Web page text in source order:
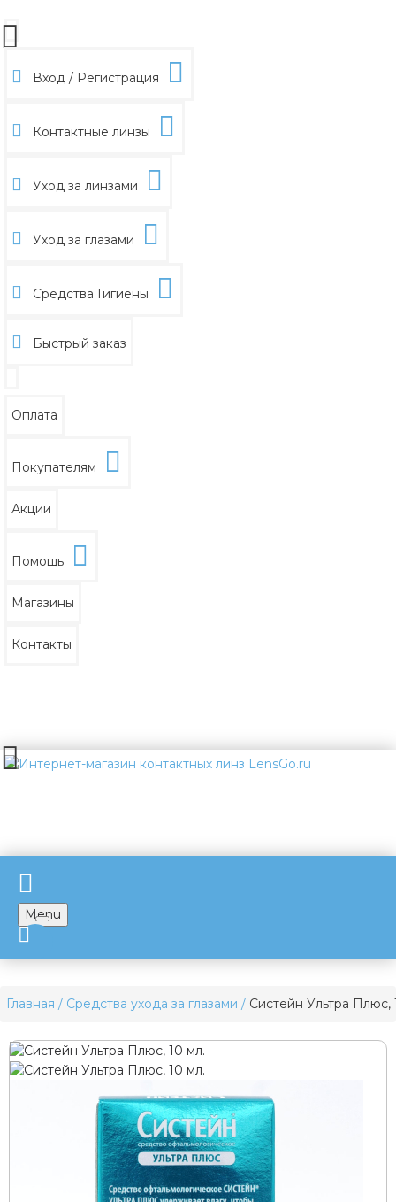
Вход / Регистрация
Контактные линзы
Уход за линзами
Уход за глазами
Средства Гигиены
Быстрый заказ
Оплата
Покупателям
Акции
Помощь
Магазины
Контакты
Menu
Главная Средства ухода за глазами Систейн Ультра Плюс,